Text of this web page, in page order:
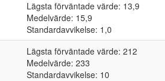
Lägsta förväntade värde: 13,9
Medelvärde: 15,9
Standardavvikelse: 1,0
Lägsta förväntade värde: 212
Medelvärde: 233
Standardavvikelse: 10